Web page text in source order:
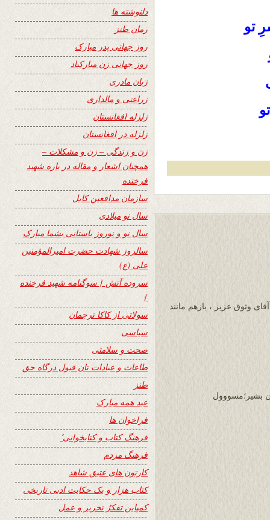
تو
وثوق عزیز ، بازهم مانند
بشير؛مسووول
دلنوشته ها
رمان طنز
روز جهانی پدر مبارک
روز جهانی زن مبارکباد
زبان مادری
زراعتی و مالداری
زلزله افغانستان
زلزله در افغانستان
زن و زندگی – زن و مشکلات –
همچنان اشعار و مقاله در باره شهید
فرخنده
سازمان مدافعین کابل
سال نو میلادی
سال نو و نوروز باستانی بشما مبارک
سالروز شهادت حضرت امیرالمؤمنین
علی (ع)
سروده آتش { سوگنامه شهید فرخنده
}
سولاتی از کاکا ترجمان
سیاسی
صحت و سلامتی
طاعات و عبادات تان قبول درگاه حق
طنز
عید همه مبارک
فراخوان ها
فرهنگ کتاب و کتابخوانی٬
فرهنگ مردم
کارتون های عتیق شاهد
کتاب هزار و یک حکایت ادبی تاریخی
کمپاین تفکرُ تحریر و عمل